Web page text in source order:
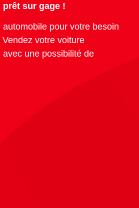
prêt sur gage !
pour votre besoin
Vendez votre voiture
une possibilité de